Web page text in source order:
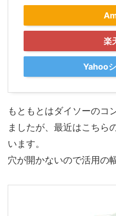
楽
Yahoo
もともとはダイソーのコ
ましたが、最近はこちら
います。
穴が開かないので活用の